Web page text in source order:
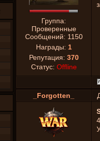
Группа:
Проверенные
Сообщений: 1150
Награды: 1
Репутация: 370
Статус: Offline
_Forgotten_